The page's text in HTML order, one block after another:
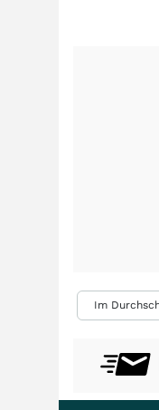
Im